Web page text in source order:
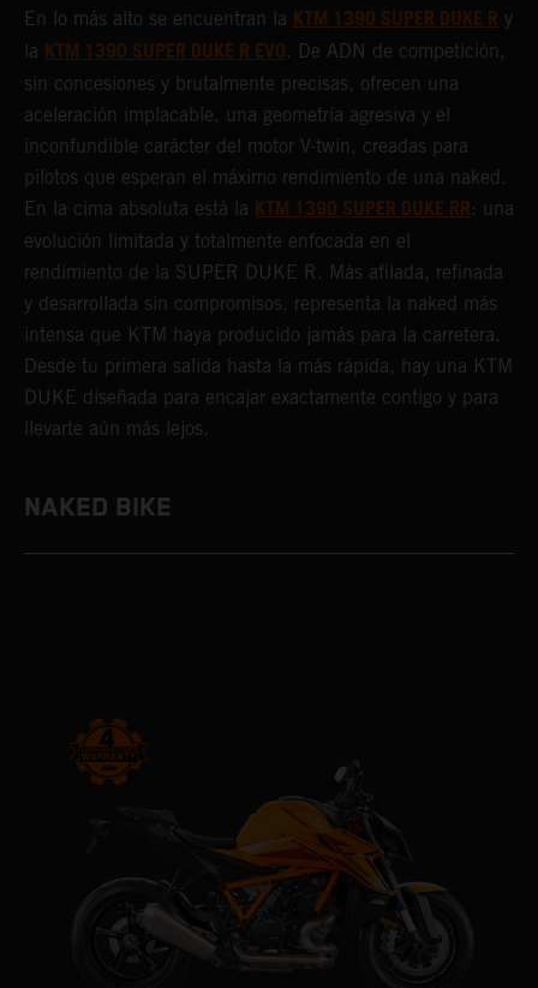
En lo más alto se encuentran la KTM 1390 SUPER DUKE R y
la KTM 1390 SUPER DUKE R EVO. De ADN de competición,
sin concesiones y brutalmente precisas, ofrecen una
aceleración implacable, una geometría agresiva y el
inconfundible carácter del motor V-twin, creadas para
pilotos que esperan el máximo rendimiento de una naked.
En la cima absoluta está la KTM 1390 SUPER DUKE RR: una
evolución limitada y totalmente enfocada en el
rendimiento de la SUPER DUKE R. Más afilada, refinada
y desarrollada sin compromisos, representa la naked más
intensa que KTM haya producido jamás para la carretera.
Desde tu primera salida hasta la más rápida, hay una KTM
DUKE diseñada para encajar exactamente contigo y para
llevarte aún más lejos.
NAKED BIKE